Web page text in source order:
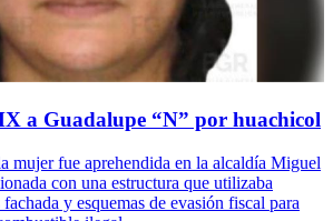
a Guadalupe “N” por huachicol
mujer fue aprehendida en la alcaldía Miguel
con una estructura que utilizaba
y esquemas de evasión fiscal para